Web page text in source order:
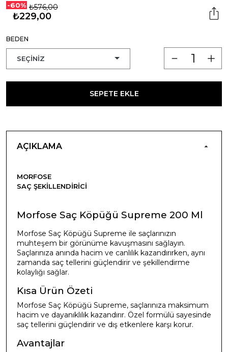
-60% ₺576,00
₺229,00
BEDEN
SEPETE EKLE
AÇIKLAMA
MORFOSE
SAÇ ŞEKILLENDIRICI
Morfose Saç Köpüğü Supreme 200 Ml
Morfose Saç Köpüğü Supreme ile saçlarınızın
muhteşem bir görünüme kavuşmasını sağlayın.
Saçlarınıza anında hacim ve canlılık kazandırırken, aynı
zamanda saç tellerini güçlendirir ve şekillendirme
kolaylığı sağlar.
Kısa Ürün Özeti
Morfose Saç Köpüğü Supreme, saçlarınıza maksimum
hacim ve dayanıklılık kazandırır. Özel formülü sayesinde
saç tellerini güçlendirir ve dış etkenlere karşı korur.
Avantajlar